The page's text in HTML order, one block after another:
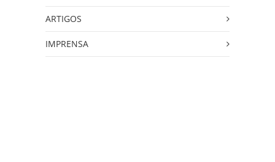
ARTIGOS
IMPRENSA